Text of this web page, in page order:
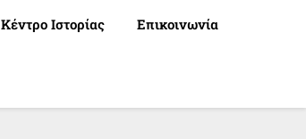
Κέντρο Ιστορίας Επικοινωνία